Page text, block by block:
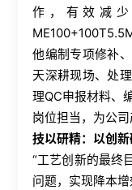
作，有效减
他编制专项修补
天深耕现场、处
理QC申报材料、
岗位担当，为公
技以研精：以创
“工艺创新的最终
问题，实现降本增